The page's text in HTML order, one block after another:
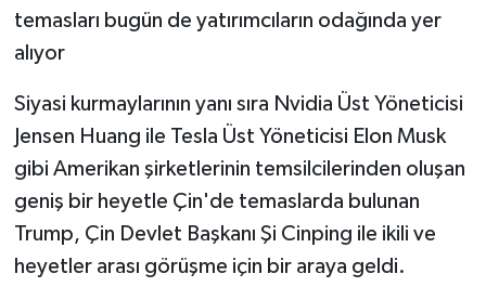
temasları bugün de yatırımcıların odağında yer
alıyor
Siyasi kurmaylarının yanı sıra Nvidia Üst Yöneticisi
Jensen Huang ile Tesla Üst Yöneticisi Elon Musk
gibi Amerikan şirketlerinin temsilcilerinden oluşan
geniş bir heyetle Çin'de temaslarda bulunan
Trump, Çin Devlet Başkanı Şi Cinping ile ikili ve
heyetler arası görüşme için bir araya geldi.